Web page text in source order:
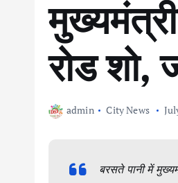
रोड शो,
admin City News
बरसते पानी में